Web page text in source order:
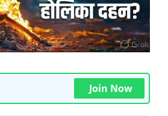
Join Now